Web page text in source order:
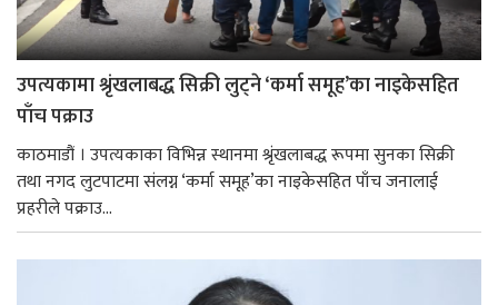
उपत्यकामा श्रृंखलाबद्ध सिक्री लुट्ने ‘कर्मा समूह’का नाइकेसहित
पाँच पक्राउ
काठमाडौं । उपत्यकाका विभिन्न स्थानमा श्रृंखलाबद्ध रूपमा सुनका सिक्री
तथा नगद लुटपाटमा संलग्न ‘कर्मा समूह’का नाइकेसहित पाँच जनालाई
प्रहरीले पक्राउ...